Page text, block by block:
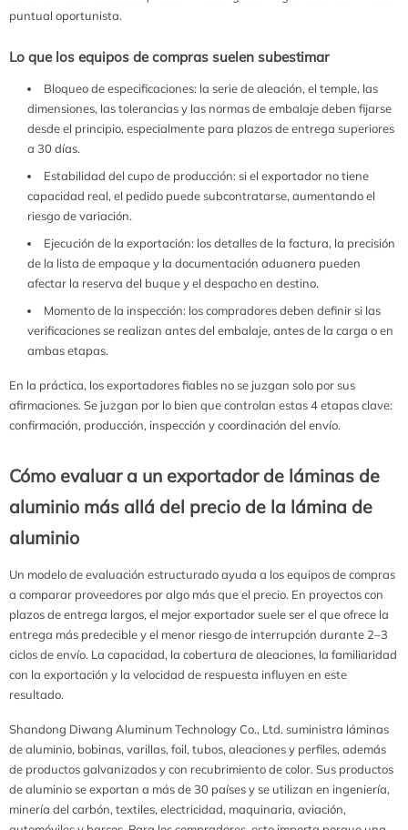
puntual oportunista.
Lo que los equipos de compras suelen subestimar
Bloqueo de especificaciones: la serie de aleación, el temple, las
dimensiones, las tolerancias y las normas de embalaje deben fijarse
desde el principio, especialmente para plazos de entrega superiores
a 30 días.
Estabilidad del cupo de producción: si el exportador no tiene
capacidad real, el pedido puede subcontratarse, aumentando el
riesgo de variación.
Ejecución de la exportación: los detalles de la factura, la precisión
de la lista de empaque y la documentación aduanera pueden
afectar la reserva del buque y el despacho en destino.
Momento de la inspección: los compradores deben definir si las
verificaciones se realizan antes del embalaje, antes de la carga o en
ambas etapas.
En la práctica, los exportadores fiables no se juzgan solo por sus
afirmaciones. Se juzgan por lo bien que controlan estas 4 etapas clave:
confirmación, producción, inspección y coordinación del envío.
Cómo evaluar a un exportador de láminas de
aluminio más allá del precio de la lámina de
aluminio
Un modelo de evaluación estructurado ayuda a los equipos de compras
a comparar proveedores por algo más que el precio. En proyectos con
plazos de entrega largos, el mejor exportador suele ser el que ofrece la
entrega más predecible y el menor riesgo de interrupción durante 2–3
ciclos de envío. La capacidad, la cobertura de aleaciones, la familiaridad
con la exportación y la velocidad de respuesta influyen en este
resultado.
Shandong Diwang Aluminum Technology Co., Ltd. suministra láminas
de aluminio, bobinas, varillas, foil, tubos, aleaciones y perfiles, además
de productos galvanizados y con recubrimiento de color. Sus productos
de aluminio se exportan a más de 30 países y se utilizan en ingeniería,
minería del carbón, textiles, electricidad, maquinaria, aviación,